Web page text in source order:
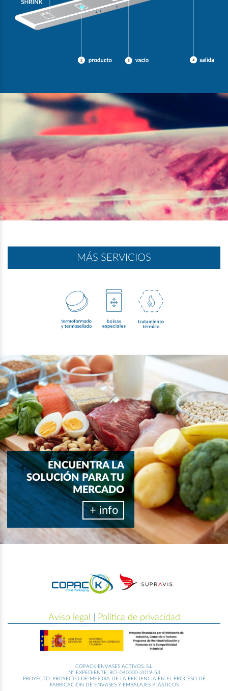
MÁS SERVICIOS
ENCUENTRA LA
SOLUCIÓN PARA TU
MERCADO
+ info
Aviso legal Política de privacidad
COPACK ENVASES ACTIVOS, S.L.
Nº EXPEDIENTE: RCI-040000-2019-53
PROYECTO: PROYECTO DE MEJORA DE LA EFICIENCIA EN EL PROCESO DE
FABRICACIÓN DE ENVASES Y EMBALAJES PLÁSTICOS